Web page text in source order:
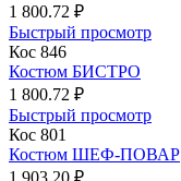
1 800.72 ₽
Быстрый просмотр
Кос 846
Костюм БИСТРО
1 800.72 ₽
Быстрый просмотр
Кос 801
Костюм ШЕФ-ПОВАР
1 903.20 ₽